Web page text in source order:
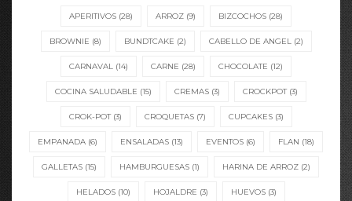
APERITIVOS (28) ARROZ (9) BIZCOCHOS (28)
BROWNIE (8) BUNDTCAKE (2) CABELLO DE ANGEL(2)
CARNAVAL (14) CARNE (28) CHOCOLATE (12)
COCINA SALUDABLE (15) CREMAS(3) CROCKPOT(3)
CROK-POT(3) CROQUETAS(7) CUPCAKES(3)
EMPANADA (6) ENSALADAS (13) EVENTOS (6) FLAN (18)
GALLETAS (15) HAMBURGUESAS (1) HARINA DE ARROZ (2)
HELADOS(10) HOJALDRE (3) HUEVOS(3)